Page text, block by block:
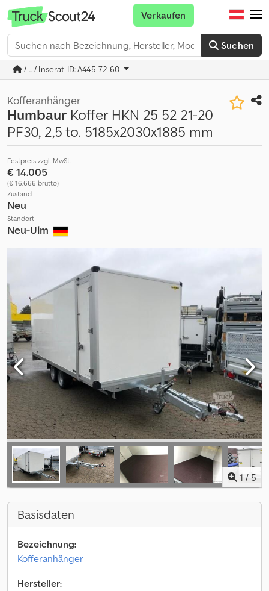
Suchen
Verkaufen
/ ... / Inserat-ID: A445-72-60
Kofferanhänger
Humbaur Koffer HKN 25 52 21-20
PF30, 2,5 to. 5185x2030x1885 mm
Festpreis zzgl. MwSt.
€ 14.005
(€ 16.666 brutto)
Zustand
Neu
Standort
Neu-Ulm
1 / 5
Basisdaten
Bezeichnung:
Kofferanhänger
Hersteller: